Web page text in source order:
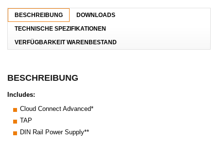
BESCHREIBUNG
DOWNLOADS
TECHNISCHE SPEZIFIKATIONEN
VERFÜGBARKEIT WARENBESTAND
BESCHREIBUNG
Includes:
Cloud Connect Advanced*
TAP
DIN Rail Power Supply**